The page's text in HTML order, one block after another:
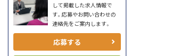
して掲載した求人情報で
す。応募やお問い合わせの
連絡先をご案内します。
応募する